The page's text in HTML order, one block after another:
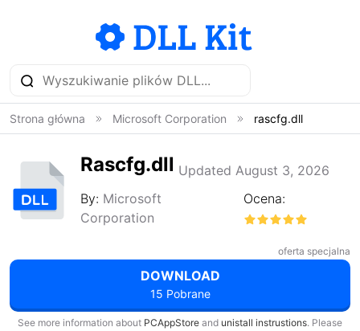
Strona główna Microsoft Corporation rascfg.dll
Rascfg.dll Updated August 3, 2026
By: Microsoft
Corporation
Ocena:
oferta specjalna
DOWNLOAD
15 Pobrane
See more information about PCAppStore and unistall instrustions. Please